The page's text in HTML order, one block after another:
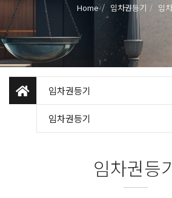
Home 임차권등기 임
임차권등기
임차권등기
임차권등